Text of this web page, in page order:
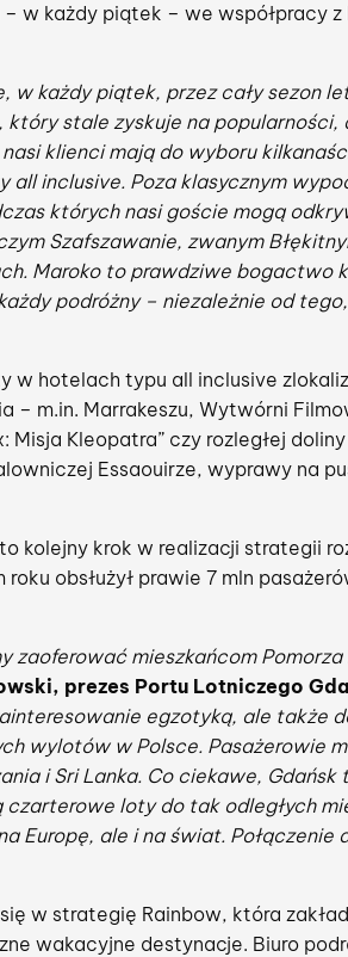
w każdy piątek – we współpracy
w każdy piątek, przez cały sezon
który stale zyskuje na
klienci mają do wyboru
inclusive. Poza klasycznym
których nasi goście mogą
Szafszawanie, zwanym
Maroko to prawdziwe bogactwo
podróżny – niezależnie od
w hotelach typu all inclusive
– m.in. Marrakeszu, Wytwórni
Misja Kleopatra” czy rozległej
Essaouirze, wyprawy na
kolejny krok w realizacji strategii
obsłużył prawie 7 mln
zaoferować mieszkańcom
prezes Portu Lotniczego
egzotyką, ale także
wylotów w Polsce. Pasażerowie
i Sri Lanka. Co ciekawe,
loty do tak odległych
Europę, ale i na świat.
w strategię Rainbow, która
wakacyjne destynacje. Biuro